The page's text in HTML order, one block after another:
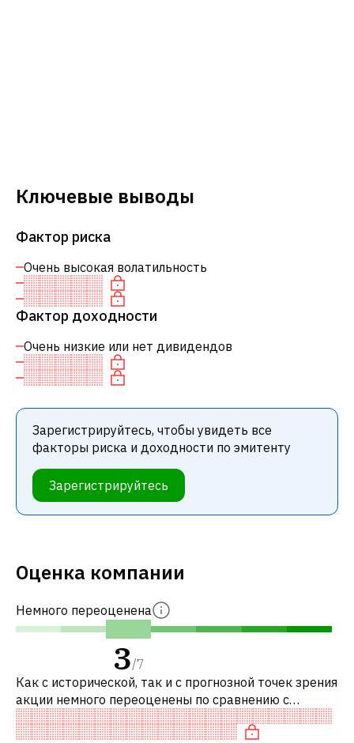
Ключевые выводы
Фактор риска
Очень высокая волатильность
Фактор доходности
Очень низкие или нет дивидендов
Зарегистрируйтесь, чтобы увидеть все
факторы риска и доходности по эмитенту
Зарегистрируйтесь
Оценка компании
Немного переоценена
3/7
Как с исторической, так и с прогнозной точек зрения
акции немного переоценены по сравнению с
аналогичными акциями. В частности, акция
справедливо оценена по P/E и переоце